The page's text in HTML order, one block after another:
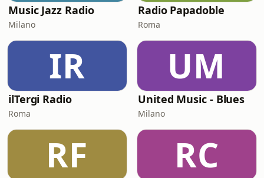
Music Jazz Radio
Milano
Radio Papadoble
Roma
IR
ilTergi Radio
Roma
UM
United Music - Blues
Milano
RF RC